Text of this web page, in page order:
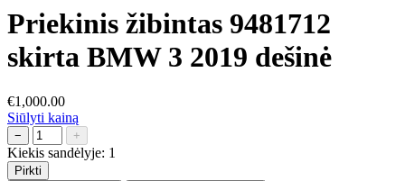
Priekinis žibintas 9481712
skirta BMW 3 2019 dešinė
€1,000.00
Siūlyti kainą
− +
Kiekis sandėlyje: 1
Pirkti